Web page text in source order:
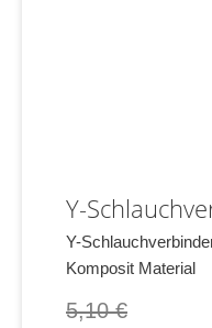
Y-
Y-
Komposit Material
5,10 €